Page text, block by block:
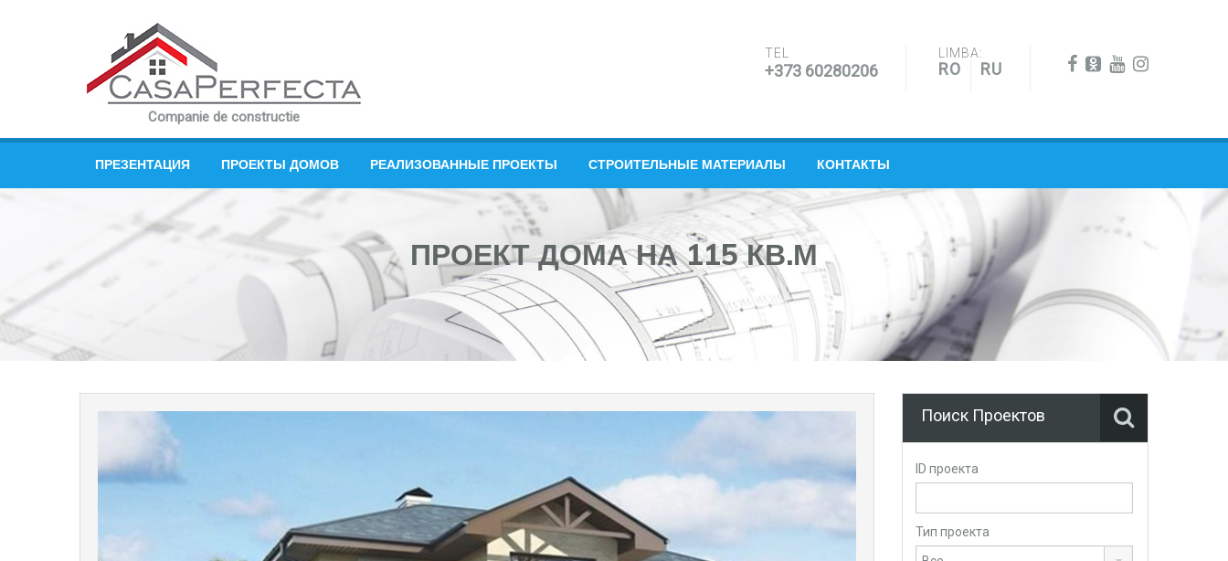
Companie de constructie
TEL
+373 60280206
LIMBA:
RO RU
ПРЕЗЕНТАЦИЯ ПРОЕКТЫ ДОМОВ РЕАЛИЗОВАННЫЕ ПРОЕКТЫ СТРОИТЕЛЬНЫЕ МАТЕРИАЛЫ КОНТАКТЫ
ПРОЕКТ ДОМА НА 115 КВ.М
Поиск Проектов
ID проекта
Тип проекта